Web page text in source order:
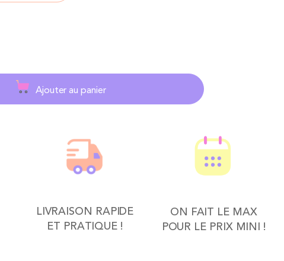
Ajouter au panier
LIVRAISON RAPIDE
ET PRATIQUE !
ON FAIT LE MAX
POUR LE PRIX MINI !